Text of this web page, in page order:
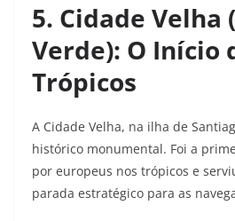
5. Cidade Velha
Verde): O Início
Trópicos
A Cidade Velha, na ilha de
histórico monumental. Foi a
por europeus nos trópicos e
parada estratégico para as